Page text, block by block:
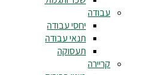
עבודה
יחסי עבודה
תנאי עבודה
תעסוקה
קריירה